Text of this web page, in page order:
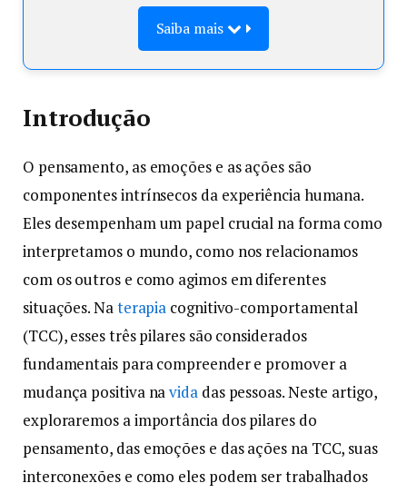
Saiba mais
Introdução
O pensamento, as emoções e as ações são
componentes intrínsecos da experiência humana.
Eles desempenham um papel crucial na forma como
interpretamos o mundo, como nos relacionamos
com os outros e como agimos em diferentes
situações. Naterapia cognitivo-comportamental
(TCC), esses três pilares são considerados
fundamentais para compreender e promover a
mudança positiva navidadas pessoas. Neste artigo,
exploraremos a importância dos pilares do
pensamento, das emoções e das ações na TCC, suas
interconexões e como eles podem ser trabalhados